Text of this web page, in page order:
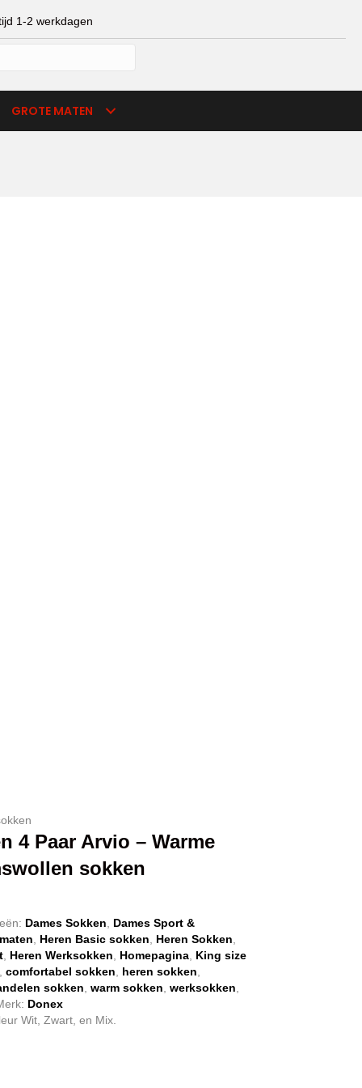
1-2 werkdagen
GROTE MATEN
4 Paar Arvio – Warme
sokken
13,95.
Dames Sokken
Dames Sport &
Heren Basic sokken Heren Sokken
, Heren Werksokken Homepagina, King size
comfortabel sokken heren sokken
sokken warm sokken werksokken
Donex
Wit, Zwart, en Mix.